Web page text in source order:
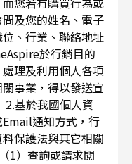
及您的姓名、電子
、行業、聯絡地址
於行銷目的
理及利用個人各項
事業，得以發送宣
基於我國個人資
通知方式，行
保護法與其它相關
1）查詢或請求閱